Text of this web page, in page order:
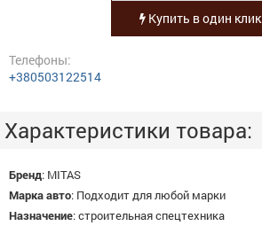
Купить в один клик
Телефоны:
+380503122514
Характеристики товара:
Бренд: MITAS
Марка авто: Подходит для любой марки
Назначение:строительная спецтехника